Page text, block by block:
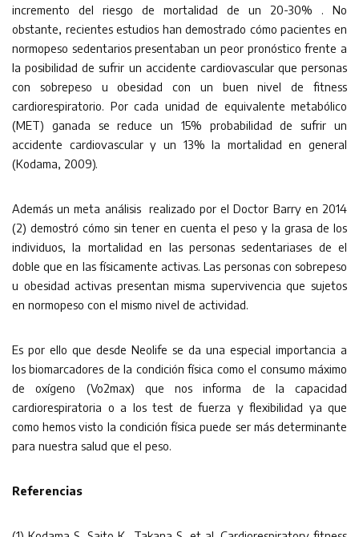
incremento del riesgo de mortalidad de un 20-30% . No
obstante, recientes estudios han demostrado cómo pacientes en
normopeso sedentarios presentaban un peor pronóstico frente a
la posibilidad de sufrir un accidente cardiovascular que personas
con sobrepeso u obesidad con un buen nivel de fitness
cardiorespiratorio. Por cada unidad de equivalente metabólico
(MET) ganada se reduce un 15% probabilidad de sufrir un
accidente cardiovascular y un 13% la mortalidad en general
(Kodama, 2009).
Además un meta análisis realizado por el Doctor Barry en 2014
(2) demostró cómo sin tener en cuenta el peso y la grasa de los
individuos, la mortalidad en las personas sedentariases de el
doble que en las físicamente activas. Las personas con sobrepeso
u obesidad activas presentan misma supervivencia que sujetos
en normopeso con el mismo nivel de actividad.
Es por ello que desde Neolife se da una especial importancia a
los biomarcadores de la condición física como el consumo máximo
de oxígeno (Vo2max) que nos informa de la capacidad
cardiorespiratoria o a los test de fuerza y flexibilidad ya que
como hemos visto la condición física puede ser más determinante
para nuestra salud que el peso.
Referencias